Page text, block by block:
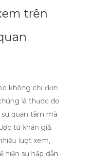
trên
không chỉ đơn
là thước đo
quan tâm mà
từ khán giả.
lượt xem,
hiện sự hấp dẫn